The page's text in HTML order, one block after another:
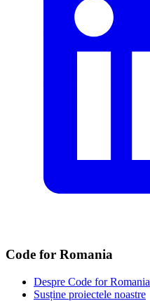
Code for Romania
Despre Code for Romania
Susține proiectele noastre